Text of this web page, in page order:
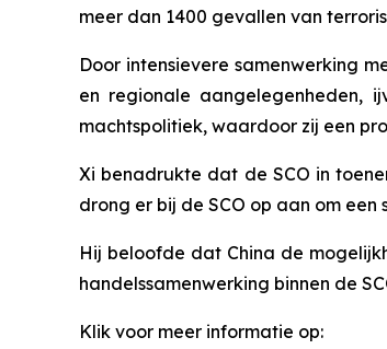
meer dan 1400 gevallen van
Door intensievere samenwerking
en regionale aangelegenheden,
machtspolitiek, waardoor zij een
Xi benadrukte dat de SCO in
drong er bij de SCO op aan om
Hij beloofde dat China de
handelssamenwerking binnen de
Klik voor meer informatie op: